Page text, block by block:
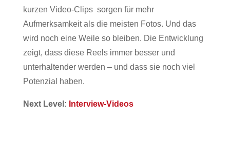
kurzen Video-Clips sorgen für mehr
Aufmerksamkeit als die meisten Fotos. Und das
wird noch eine Weile so bleiben. Die Entwicklung
zeigt, dass diese Reels immer besser und
unterhaltender werden – und dass sie noch viel
Potenzial haben.
Next Level: Interview-Videos